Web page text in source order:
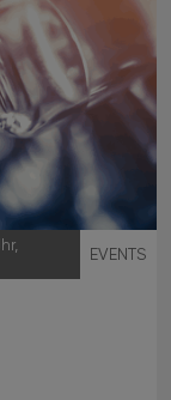
EVENTS